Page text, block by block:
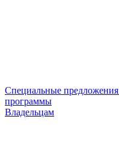
Специальные предложения
программы
Владельцам